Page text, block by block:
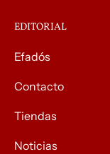
EDITORIAL
Efadós
Contacto
Tiendas
Noticias